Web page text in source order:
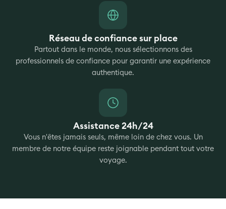
Réseau de confiance sur place
Partout dans le monde, nous sélectionnons des
professionnels de confiance pour garantir une expérience
authentique.
Assistance 24h/24
Vous n'êtes jamais seuls, même loin de chez vous. Un
membre de notre équipe reste joignable pendant tout votre
voyage.